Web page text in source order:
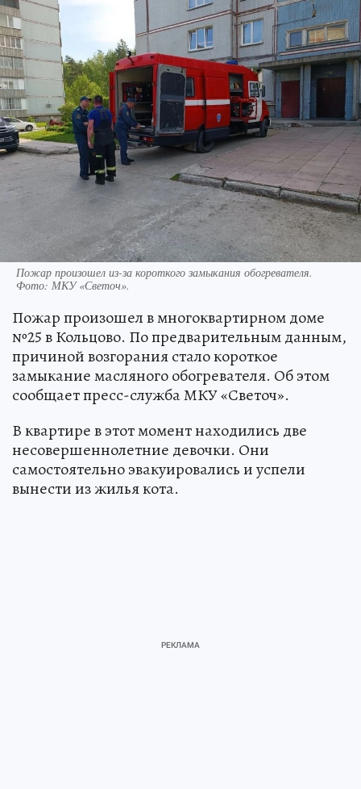
Пожар произошел из-за короткого замыкания обогревателя.
Фото: МКУ «Светоч».
Пожар произошел в многоквартирном доме
№25 в Кольцово. По предварительным данным,
причиной возгорания стало короткое
замыкание масляного обогревателя. Об этом
сообщает пресс-служба МКУ «Светоч».
В квартире в этот момент находились две
несовершеннолетние девочки. Они
самостоятельно эвакуировались и успели
вынести из жилья кота.